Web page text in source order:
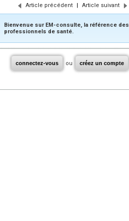
Article précédent | Article suivant
Bienvenue sur EM-consulte, la référence des
professionnels de santé.
connectez-vous ou créez un compte